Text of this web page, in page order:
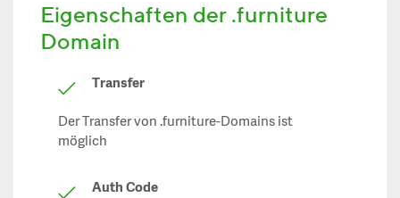
Eigenschaften der .furniture
Domain
Transfer
Der Transfer von .furniture-Domains ist
möglich
Auth Code